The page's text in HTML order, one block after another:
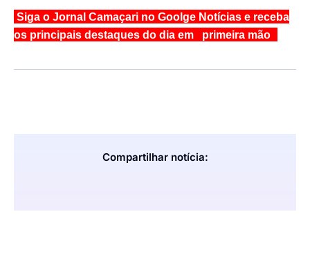
Siga o Jornal Camaçari no Goolge Notícias e receba
os principais destaques do dia em primeira mão
Compartilhar notícia: